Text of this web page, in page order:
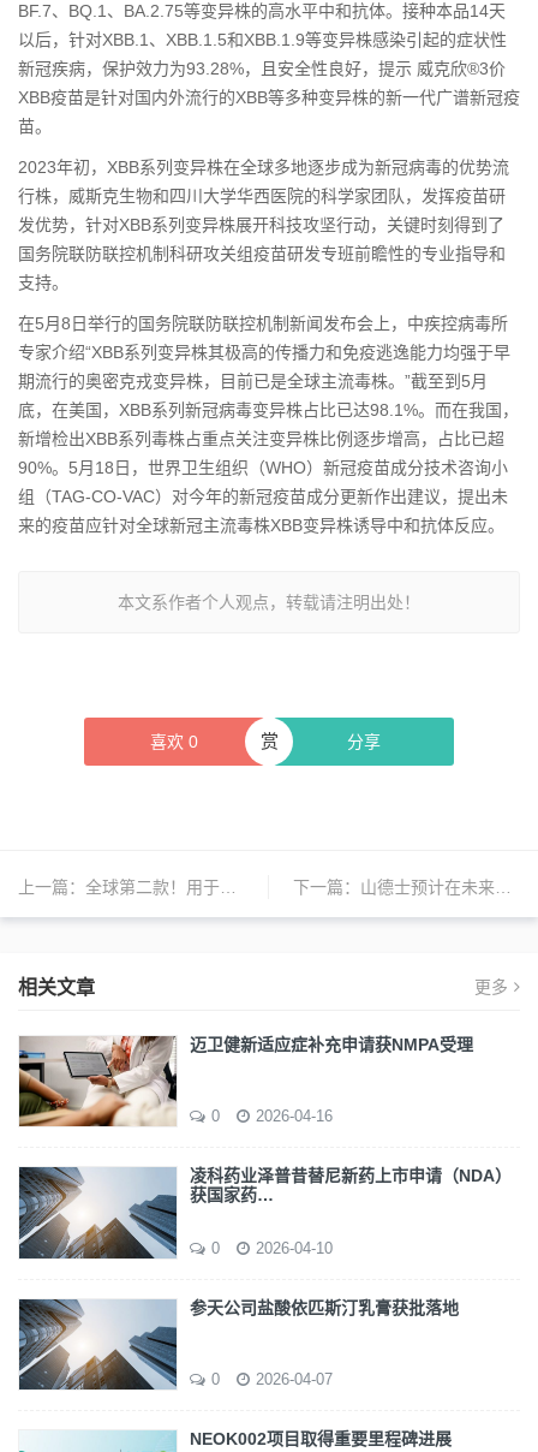
BF.7、BQ.1、BA.2.75等变异株的高水平中和抗体。接种本品14天
以后，针对XBB.1、XBB.1.5和XBB.1.9等变异株感染引起的症状性
新冠疾病，保护效力为93.28%，且安全性良好，提示 威克欣®3价
XBB疫苗是针对国内外流行的XBB等多种变异株的新一代广谱新冠疫
苗。
2023年初，XBB系列变异株在全球多地逐步成为新冠病毒的优势流
行株，威斯克生物和四川大学华西医院的科学家团队，发挥疫苗研
发优势，针对XBB系列变异株展开科技攻坚行动，关键时刻得到了
国务院联防联控机制科研攻关组疫苗研发专班前瞻性的专业指导和
支持。
在5月8日举行的国务院联防联控机制新闻发布会上，中疾控病毒所
专家介绍“XBB系列变异株其极高的传播力和免疫逃逸能力均强于早
期流行的奥密克戎变异株，目前已是全球主流毒株。”截至到5月
底，在美国，XBB系列新冠病毒变异株占比已达98.1%。而在我国，
新增检出XBB系列毒株占重点关注变异株比例逐步增高，占比已超
90%。5月18日，世界卫生组织（WHO）新冠疫苗成分技术咨询小
组（TAG-CO-VAC）对今年的新冠疫苗成分更新作出建议，提出未
来的疫苗应针对全球新冠主流毒株XBB变异株诱导中和抗体反应。
本文系作者个人观点，转载请注明出处！
喜欢 0 分享
赏
上一篇： 全球第二款！用于骨质疏松症，迈威生物旗下迈利舒问世 下一篇： 山德士预计在未来五年内，其新产品可能将产生额外30亿美元的销售额
相关文章 更多
迈卫健新适应症补充申请获NMPA受理
0 2026-04-16
凌科药业泽普昔替尼新药上市申请（NDA）
获国家药…
0 2026-04-10
参天公司盐酸依匹斯汀乳膏获批落地
0 2026-04-07
NEOK002项目取得重要里程碑进展